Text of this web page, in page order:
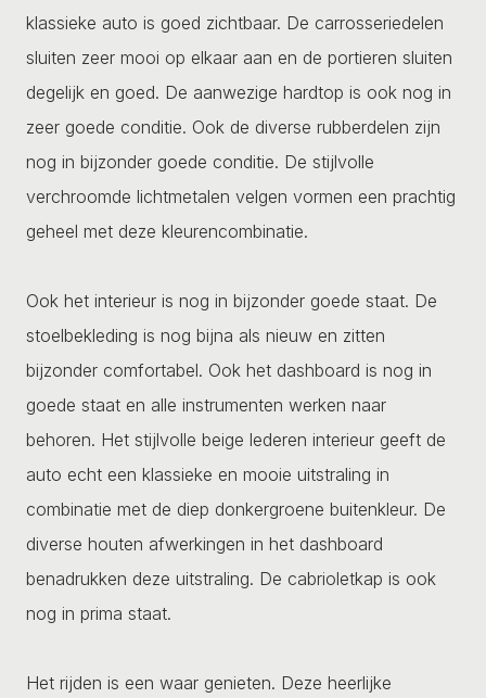
klassieke auto is goed zichtbaar. De carrosseriedelen
sluiten zeer mooi op elkaar aan en de portieren sluiten
degelijk en goed. De aanwezige hardtop is ook nog in
zeer goede conditie. Ook de diverse rubberdelen zijn
nog in bijzonder goede conditie. De stijlvolle
verchroomde lichtmetalen velgen vormen een prachtig
geheel met deze kleurencombinatie.
Ook het interieur is nog in bijzonder goede staat. De
stoelbekleding is nog bijna als nieuw en zitten
bijzonder comfortabel. Ook het dashboard is nog in
goede staat en alle instrumenten werken naar
behoren. Het stijlvolle beige lederen interieur geeft de
auto echt een klassieke en mooie uitstraling in
combinatie met de diep donkergroene buitenkleur. De
diverse houten afwerkingen in het dashboard
benadrukken deze uitstraling. De cabrioletkap is ook
nog in prima staat.
Het rijden is een waar genieten. Deze heerlijke